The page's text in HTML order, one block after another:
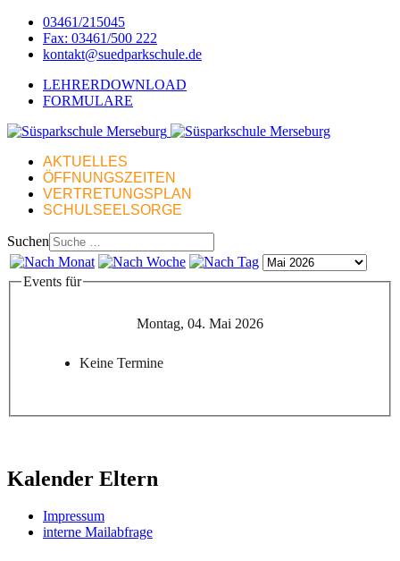
03461/215045
Fax: 03461/500 222
kontakt@suedparkschule.de
LEHRERDOWNLOAD
FORMULARE
AKTUELLES
ÖFFNUNGSZEITEN
VERTRETUNGSPLAN
SCHULSEELSORGE
Suchen
Events für
Montag, 04. Mai 2026
Keine Termine
Kalender Eltern
Impressum
interne Mailabfrage